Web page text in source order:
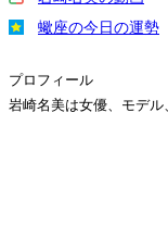
蠍座の今日の運勢
プロフィール
岩崎名美は女優、モデル